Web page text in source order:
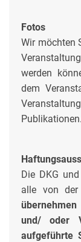
Fotos
Wir möchten
werden
dem
Publikationen.
Die DKG
alle von der
übernehmen
und/ oder
aufgeführte